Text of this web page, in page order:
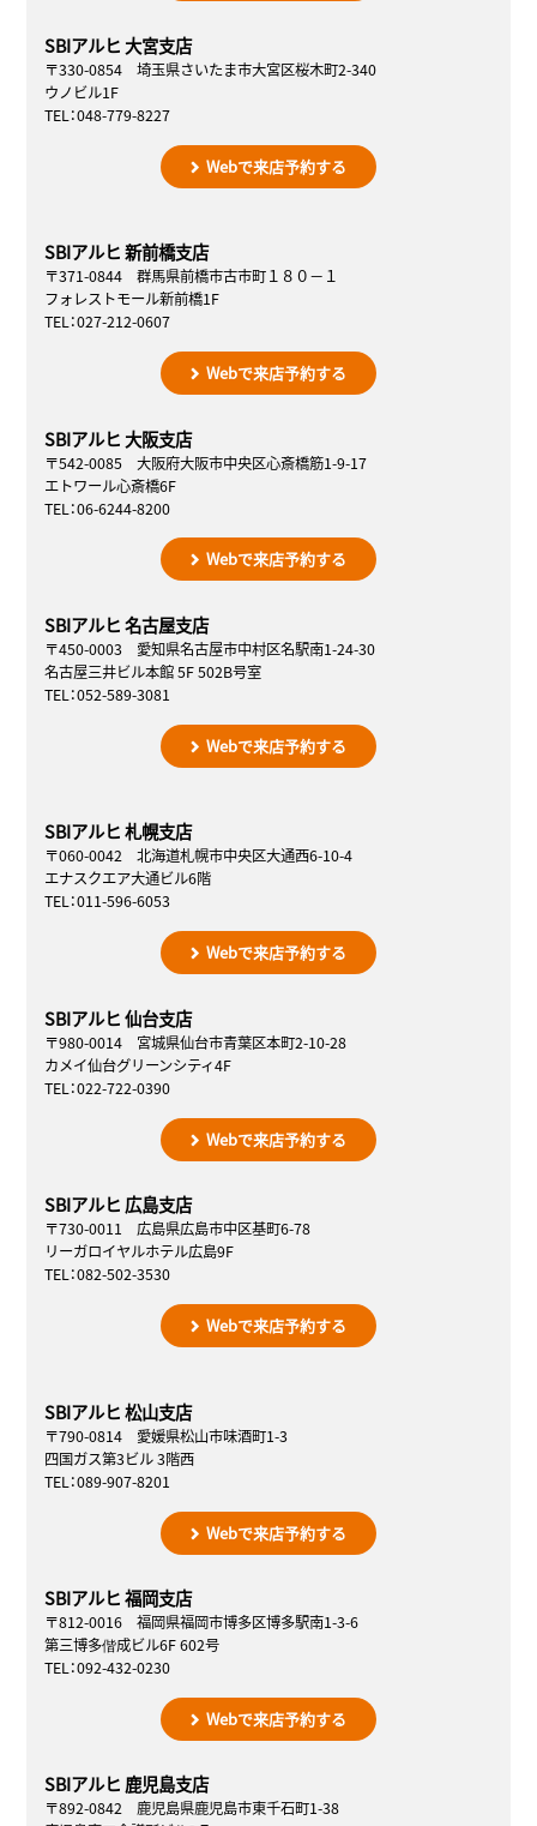
SBIアルヒ 大宮支店
〒330-0854 埼玉県さいたま市大宮区桜木町2-340
ウノビル1F
TEL：048-779-8227
Webで来店予約する
SBIアルヒ 新前橋支店
〒371-0844 群馬県前橋市古市町１８０－１
フォレストモール新前橋1F
TEL：027-212-0607
Webで来店予約する
SBIアルヒ 大阪支店
〒542-0085 大阪府大阪市中央区心斎橋筋1-9-17
エトワール心斎橋6F
TEL：06-6244-8200
Webで来店予約する
SBIアルヒ 名古屋支店
〒450-0003 愛知県名古屋市中村区名駅南1-24-30
名古屋三井ビル本館 5F 502B号室
TEL：052-589-3081
Webで来店予約する
SBIアルヒ 札幌支店
〒060-0042 北海道札幌市中央区大通西6-10-4
エナスクエア大通ビル6階
TEL：011-596-6053
Webで来店予約する
SBIアルヒ 仙台支店
〒980-0014 宮城県仙台市青葉区本町2-10-28
カメイ仙台グリーンシティ4F
TEL：022-722-0390
Webで来店予約する
SBIアルヒ 広島支店
〒730-0011 広島県広島市中区基町6-78
リーガロイヤルホテル広島9F
TEL：082-502-3530
Webで来店予約する
SBIアルヒ 松山支店
〒790-0814 愛媛県松山市味酒町1-3
四国ガス第3ビル 3階西
TEL：089-907-8201
Webで来店予約する
SBIアルヒ 福岡支店
〒812-0016 福岡県福岡市博多区博多駅南1-3-6
第三博多偕成ビル6F 602号
TEL：092-432-0230
Webで来店予約する
SBIアルヒ 鹿児島支店
〒892-0842 鹿児島県鹿児島市東千石町1-38